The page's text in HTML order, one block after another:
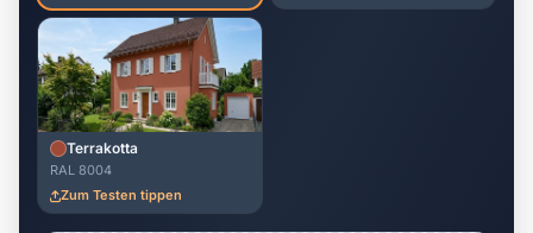
Terrakotta
RAL 8004
Zum Testen tippen